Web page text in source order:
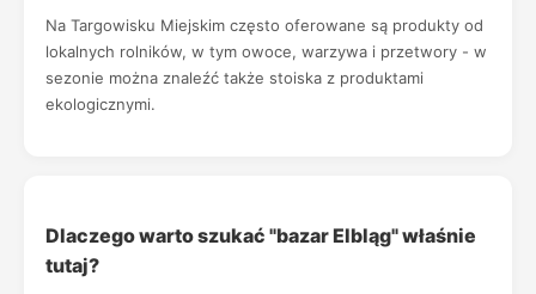
Na Targowisku Miejskim często oferowane są produkty od
lokalnych rolników, w tym owoce, warzywa i przetwory - w
sezonie można znaleźć także stoiska z produktami
ekologicznymi.
Dlaczego warto szukać "bazar Elbląg" właśnie
tutaj?